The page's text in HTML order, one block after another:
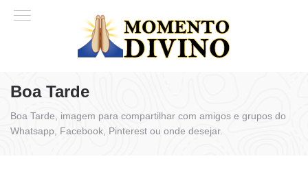
Boa Tarde
Boa Tarde, imagem para compartilhar com amigos e grupos do
Whatsapp, Facebook, Pinterest ou onde desejar.